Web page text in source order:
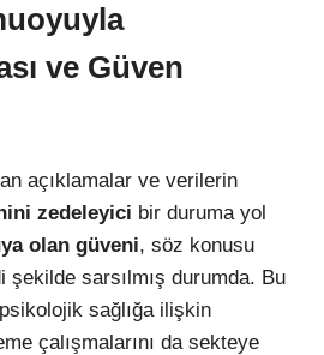
ve Güven
açıklamalar ve verilerin
zedeleyici bir duruma yol
olan güveni, söz konusu
sarsılmış durumda. Bu
sağlığa ilişkin
çalışmalarını da sekteye